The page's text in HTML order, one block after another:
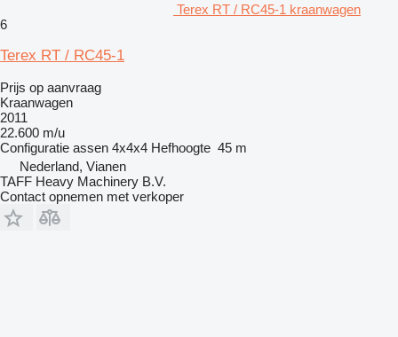
Terex RT / RC45-1 kraanwagen
6
Terex RT / RC45-1
Prijs op aanvraag
Kraanwagen
2011
22.600 m/u
Configuratie assen 4x4x4 Hefhoogte 45 m
Nederland, Vianen
TAFF Heavy Machinery B.V.
Contact opnemen met verkoper